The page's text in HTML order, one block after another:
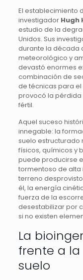
El establecimiento
investigador Hugh
estudio de la
Unidos. Sus
durante la década
meteorológico y
devastó enormes
combinación de
de técnicas para
provocó la pérdida
fértil.
Aquel suceso
innegable: la
suelo estructurado
físicos, químicos y
puede producirse
tormentoso de alta
terreno
él, la energía
fuerza de la
desestabilizar por
si no existen
La
frente a
suelo